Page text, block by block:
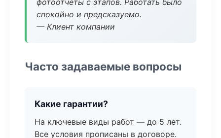
фотоотчёты с этапов. Работать было
спокойно и предсказуемо.
— Клиент компании
Часто задаваемые вопросы
Какие гарантии?
На ключевые виды работ — до 5 лет.
Все условия прописаны в договоре.